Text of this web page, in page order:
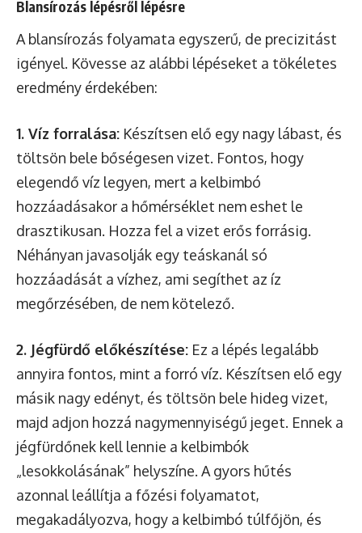
Blansírozás lépésről lépésre
A blansírozás folyamata egyszerű, de precizitást
igényel. Kövesse az alábbi lépéseket a tökéletes
eredmény érdekében:
1. Víz forralása: Készítsen elő egy nagy lábast, és
töltsön bele bőségesen vizet. Fontos, hogy
elegendő víz legyen, mert a kelbimbó
hozzáadásakor a hőmérséklet nem eshet le
drasztikusan. Hozza fel a vizet erős forrásig.
Néhányan javasolják egy teáskanál só
hozzáadását a vízhez, ami segíthet az íz
megőrzésében, de nem kötelező.
2. Jégfürdő előkészítése: Ez a lépés legalább
annyira fontos, mint a forró víz. Készítsen elő egy
másik nagy edényt, és töltsön bele hideg vizet,
majd adjon hozzá nagymennyiségű jeget. Ennek a
jégfürdőnek kell lennie a kelbimbók
„lesokkolásának” helyszíne. A gyors hűtés
azonnal leállítja a főzési folyamatot,
megakadályozva, hogy a kelbimbó túlfőjön, és